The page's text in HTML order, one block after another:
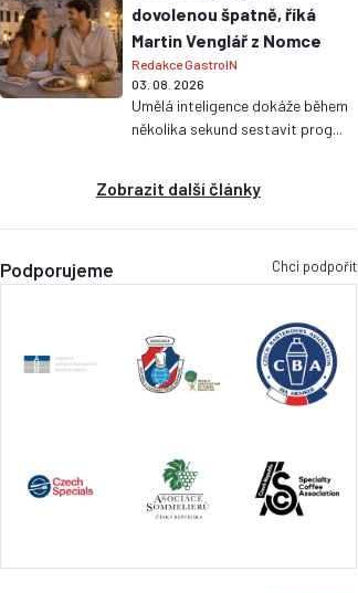
dovolenou špatně, říká
Martin Venglář z Nomce
Redakce GastroIN
03. 08. 2026
Umělá inteligence dokáže během
několika sekund sestavit prog...
Zobrazit další články
Podporujeme Chci podpořit